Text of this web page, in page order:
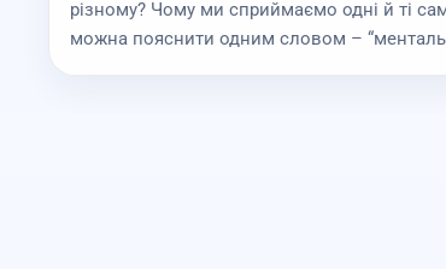
різному? Чому ми сприймаємо одні й ті
можна пояснити одним словом –